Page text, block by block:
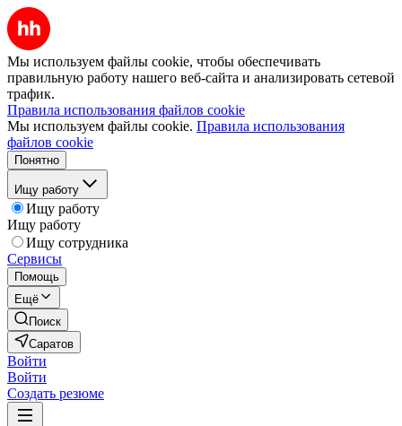
Мы используем файлы cookie, чтобы обеспечивать
правильную работу нашего веб-сайта и анализировать сетевой
трафик.
Правила использования файлов cookie
Мы используем файлы cookie. Правила использования
файлов cookie
Понятно
Ищу работу
Ищу работу
Ищу работу
Ищу сотрудника
Сервисы
Помощь
Ещё
Поиск
Саратов
Войти
Войти
Создать резюме